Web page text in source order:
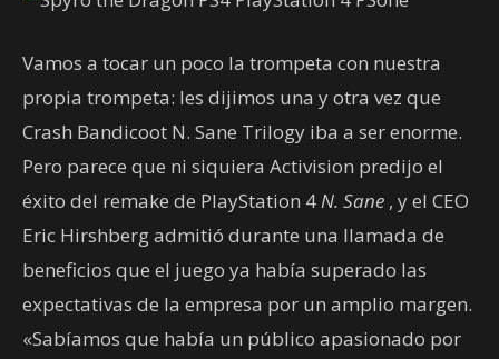
Vamos a tocar un poco la trompeta con nuestra
propia trompeta: les dijimos una y otra vez que
Crash Bandicoot N. Sane Trilogy iba a ser enorme.
Pero parece que ni siquiera Activision predijo el
éxito del remake de PlayStation 4N. Sane , y el CEO
Eric Hirshberg admitió durante una llamada de
beneficios que el juego ya había superado las
expectativas de la empresa por un amplio margen.
«Sabíamos que había un público apasionado por